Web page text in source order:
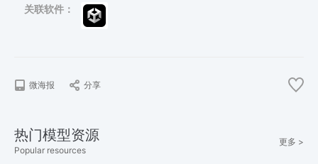
关联软件：
微海报 分享
热门模型资源
Popular resources
更多 >